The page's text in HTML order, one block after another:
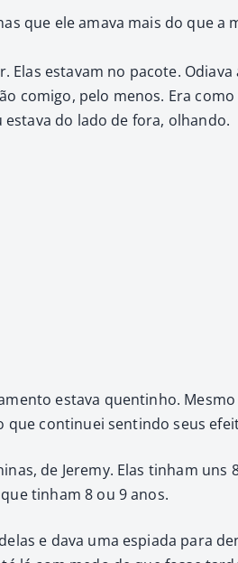
que ele ama­va mais do que a
Elas estavam no pacote.
comi­go, pelo menos. Era
do lado de fora, olhan­do.
esta­va quentin­ho.
con­tin­uei sentin­do seus
de Jere­my. Elas tin­ham
tin­ham 8 ou 9 anos.
e dava uma espi­a­da para